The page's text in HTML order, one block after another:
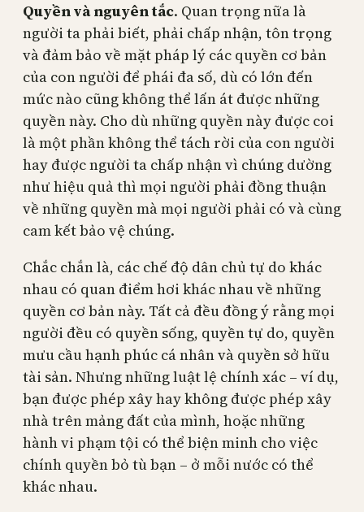
Quyền và nguyên tắc. Quan trọng nữa là
người ta phải biết, phải chấp nhận, tôn trọng
và đảm bảo về mặt pháp lý các quyền cơ bản
của con người để phái đa số, dù có lớn đến
mức nào cũng không thể lấn át được những
quyền này. Cho dù những quyền này được coi
là một phần không thể tách rời của con người
hay được người ta chấp nhận vì chúng dường
như hiệu quả thì mọi người phải đồng thuận
về những quyền mà mọi người phải có và cùng
cam kết bảo vệ chúng.
Chắc chắn là, các chế độ dân chủ tự do khác
nhau có quan điểm hơi khác nhau về những
quyền cơ bản này. Tất cả đều đồng ý rằng mọi
người đều có quyền sống, quyền tự do, quyền
mưu cầu hạnh phúc cá nhân và quyền sở hữu
tài sản. Nhưng những luật lệ chính xác – ví dụ,
bạn được phép xây hay không được phép xây
nhà trên mảng đất của mình, hoặc những
hành vi phạm tội có thể biện minh cho việc
chính quyền bỏ tù bạn – ở mỗi nước có thể
khác nhau.